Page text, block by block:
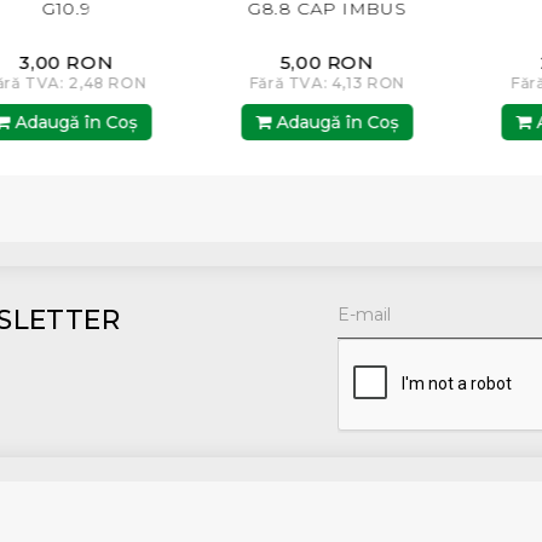
RON
2,48 RON
în Coş
G8.8 CAP IMBUS
5,00 RON
Fără TVA: 4,13 RON
Adaugă în Coş
G8.8
2,00
Fără TVA: